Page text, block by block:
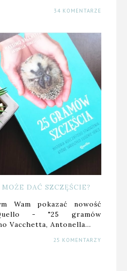
34 KOMENTARZE
DAĆ SZCZĘŚCIE?
Wam pokazać nowość
- "25 gramów
Vacchetta, Antonella…
25 KOMENTARZY